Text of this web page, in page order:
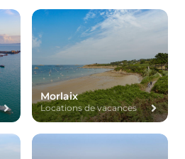
Morlaix
Locations de vacances